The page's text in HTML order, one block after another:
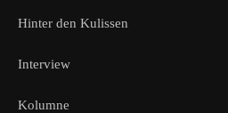
Hinter den Kulissen
Interview
Kolumne